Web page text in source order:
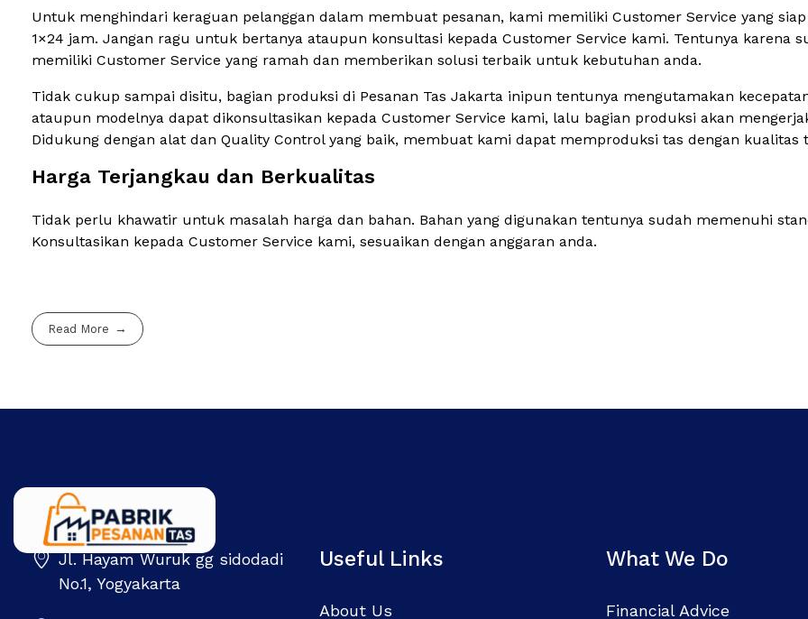
Untuk menghindari keraguan pelanggan dalam membuat pesanan, kami memiliki Customer Service yang
1×24 jam. Jangan ragu untuk bertanya ataupun konsultasi kepada Customer Service kami. Tentunya karena
memiliki Customer Service yang ramah dan memberikan solusi terbaik untuk kebutuhan anda.
Tidak cukup sampai disitu, bagian produksi di Pesanan Tas Jakarta inipun tentunya mengutamakan
ataupun modelnya dapat dikonsultasikan kepada Customer Service kami, lalu bagian produksi akan
Didukung dengan alat dan Quality Control yang baik, membuat kami dapat memproduksi tas dengan kualitas
Harga Terjangkau dan Berkualitas
Tidak perlu khawatir untuk masalah harga dan bahan. Bahan yang digunakan tentunya sudah memenuhi
Konsultasikan kepada Customer Service kami, sesuaikan dengan anggaran anda.
Read More
Pabrik Pesanan Tas Jl. Hayam Wuruk gg sidodadi
No.1, Yogyakarta
Useful Links
About Us
What We Do
Financial Advice